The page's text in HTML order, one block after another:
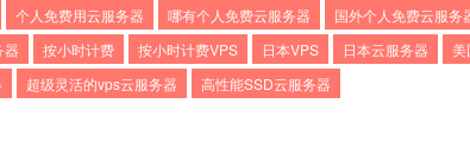
个人免费用云服务器 哪有个人免费云服务器
国外个人免费云服务
器 按小时计费 按小时计费VPS 日本VPS 日本云服务器
美
超级灵活的vps云服务器 高性能SSD云服务器